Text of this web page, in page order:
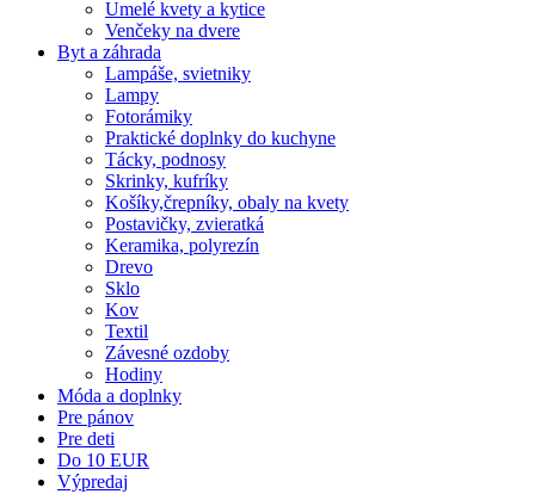
Umelé kvety a kytice
Venčeky na dvere
Byt a záhrada
Lampáše, svietniky
Lampy
Fotorámiky
Praktické doplnky do kuchyne
Tácky, podnosy
Skrinky, kufríky
Košíky,črepníky, obaly na kvety
Postavičky, zvieratká
Keramika, polyrezín
Drevo
Sklo
Kov
Textil
Závesné ozdoby
Hodiny
Móda a doplnky
Pre pánov
Pre deti
Do 10 EUR
Výpredaj